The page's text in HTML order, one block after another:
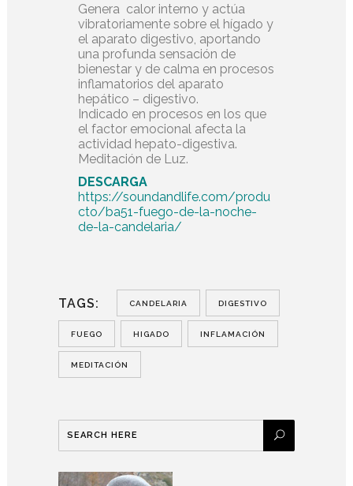
Genera calor interno y actúa
vibratoriamente sobre el hígado y
el aparato digestivo, aportando
una profunda sensación de
bienestar y de calma en procesos
inflamatorios del aparato
hepático – digestivo.
Indicado en procesos en los que
el factor emocional afecta la
actividad hepato-digestiva.
Meditación de Luz.
DESCARGA
https://soundandlife.com/produ
cto/ba51-fuego-de-la-noche-
de-la-candelaria/
TAGS: CANDELARIA DIGESTIVO
FUEGO HIGADO INFLAMACIÓN
MEDITACIÓN